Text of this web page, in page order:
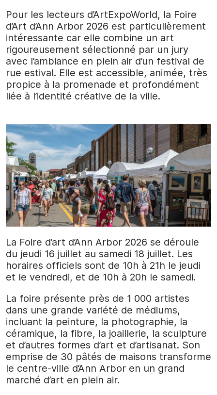
Pour les lecteurs d’ArtExpoWorld, la Foire
d’Art d’Ann Arbor 2026 est particulièrement
intéressante car elle combine un art
rigoureusement sélectionné par un jury
avec l’ambiance en plein air d’un festival de
rue estival. Elle est accessible, animée, très
propice à la promenade et profondément
liée à l’identité créative de la ville.
La Foire d’art d’Ann Arbor 2026 se déroule
du jeudi 16 juillet au samedi 18 juillet. Les
horaires officiels sont de 10h à 21h le jeudi
et le vendredi, et de 10h à 20h le samedi.
La foire présente près de 1 000 artistes
dans une grande variété de médiums,
incluant la peinture, la photographie, la
céramique, la fibre, la joaillerie, la sculpture
et d’autres formes d’art et d’artisanat. Son
emprise de 30 pâtés de maisons transforme
le centre-ville d’Ann Arbor en un grand
marché d’art en plein air.